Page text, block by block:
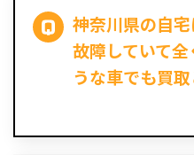
神奈川県の自宅
故障していて
うな車でも買